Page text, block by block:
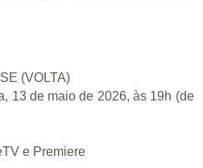
(VOLTA)
13 de maio de 2026, às 19h (de
e Premiere